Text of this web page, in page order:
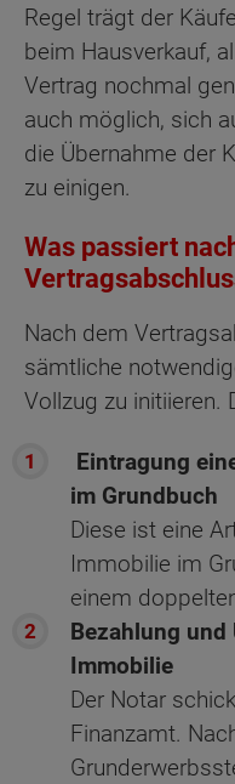
Regel trägt der
beim Hausverkauf,
Vertrag nochmal
auch möglich, sich
die Übernahme der
zu einigen.
Was passiert
Nach dem
sämtliche
Vollzug zu initiieren.
Eintragung
im Grundbuch
Diese ist eine
Immobilie im
einem
Bezahlung
Immobilie
Der Notar
Finanzamt.